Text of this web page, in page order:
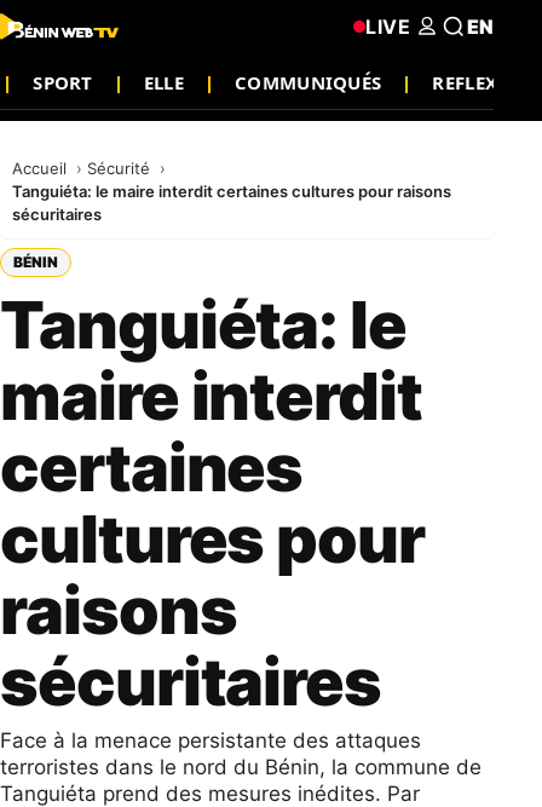
SPORT ELLE COMMUNIQUÉS REFLEXION
LIVE EN
Accueil
Sécurité
Tanguiéta: le maire interdit certaines cultures pour raisons
sécuritaires
BÉNIN
Tanguiéta: le
maire interdit
certaines
cultures pour
raisons
sécuritaires
Face à la menace persistante des attaques
terroristes dans le nord du Bénin, la commune de
Tanguiéta prend des mesures inédites. Par